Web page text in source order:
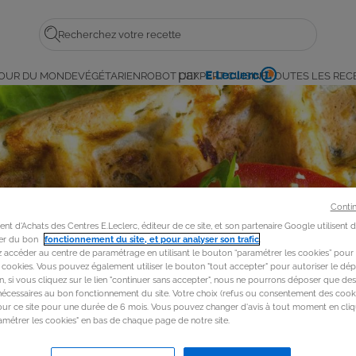
Rechercher
par
E.
Leclerc
DU MONDEVÉGÉTARIENROBOT L'EXPERT CUISINETOUTES LES
d'Achats des Centres E.Leclerc, éditeur de ce site, et son partenaire Google utilisent
du bon fonctionnement du site, et pour analyser son trafic
accéder au centre de paramétrage en utilisant le bouton “paramétrer les cookies”
cookies. Vous pouvez également utiliser le bouton "tout accepter" pour autoriser le
si vous cliquez sur le lien "continuer sans accepter", nous ne pourrons déposer que
au bon fonctionnement du site. Votre choix (refus ou consentement des
ce site pour une durée de 6 mois. Vous pouvez changer d'avis à tout moment en
les cookies" en bas de chaque page de notre site.